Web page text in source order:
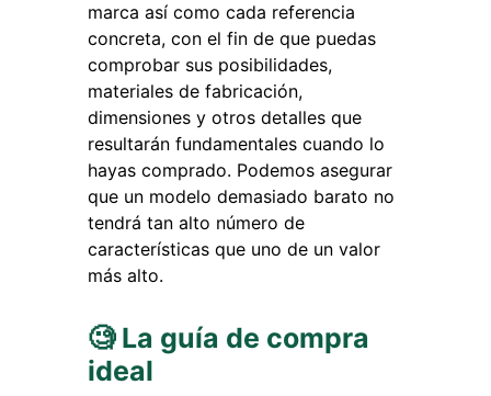
marca así como cada referencia
concreta, con el fin de que puedas
comprobar sus posibilidades,
materiales de fabricación,
dimensiones y otros detalles que
resultarán fundamentales cuando lo
hayas comprado. Podemos asegurar
que un modelo demasiado barato no
tendrá tan alto número de
características que uno de un valor
más alto.
🧐 La guía de compra
ideal